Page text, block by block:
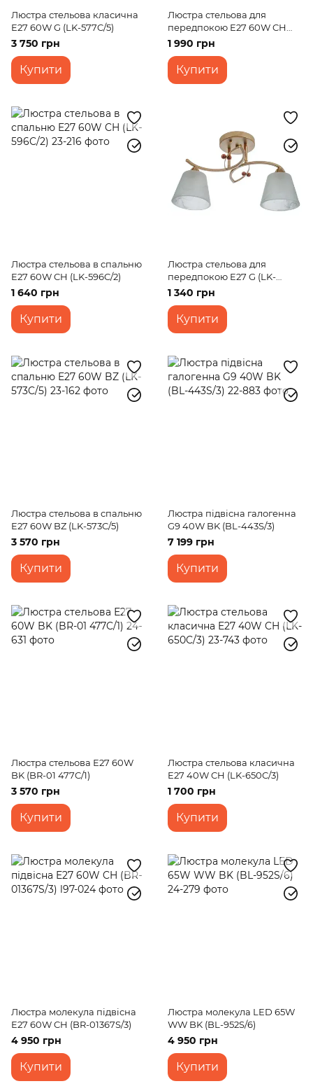
Люстра стельова класична
E27 60W G (LK-577C/5)
3 750 грн
Купити
Люстра стельова для
передпокою E27 60W CH
(LK-652C/2)
1 990 грн
Купити
Люстра стельова в спальню
E27 60W CH (LK-596C/2)
1 640 грн
Купити
Люстра стельова для
передпокою E27 G (LK-
640C/2)
1 340 грн
Купити
Люстра стельова в спальню
E27 60W BZ (LK-573C/5)
3 570 грн
Купити
Люстра підвісна галогенна
G9 40W BK (BL-443S/3)
7 199 грн
Купити
Люстра стельова Е27 60W
BK (BR-01 477C/1)
3 570 грн
Купити
Люстра стельова класична
E27 40W CH (LK-650C/3)
1 700 грн
Купити
Люстра молекула підвісна
E27 60W CH (BR-01367S/3)
4 950 грн
Купити
Люстра молекула LED 65W
WW BK (BL-952S/6)
4 950 грн
Купити